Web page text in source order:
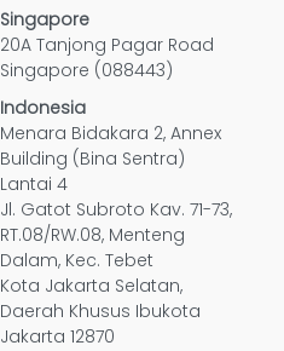
Singapore
20A Tanjong Pagar Road
Singapore (088443)
Indonesia
Menara Bidakara 2, Annex
Building (Bina Sentra)
Lantai 4
Jl. Gatot Subroto Kav. 71-73,
RT.08/RW.08, Menteng
Dalam, Kec. Tebet
Kota Jakarta Selatan,
Daerah Khusus Ibukota
Jakarta 12870